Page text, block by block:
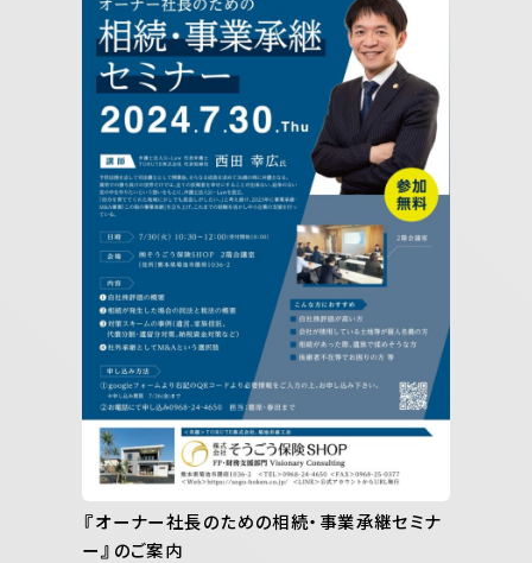
『オーナー社長のための相続・事業承継セミナ
ー』のご案内